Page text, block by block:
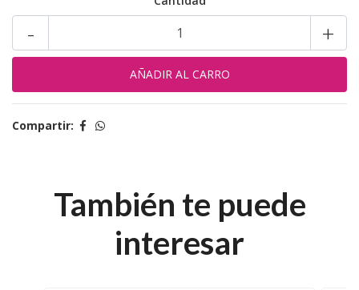
+
-
Compartir:
También te puede
interesar